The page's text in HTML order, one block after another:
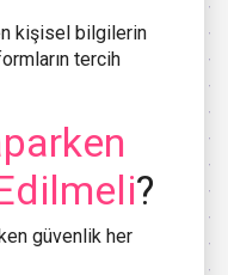
kişisel bilgilerin
tercih
?
güvenlik her